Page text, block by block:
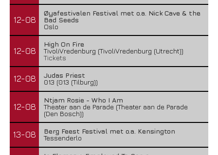
12-08
Øyafestivalen Festival met o.a. Nick Cave & the
Bad Seeds
Oslo
12-08
High On Fire
TivoliVredenburg (TivoliVredenburg (Utrecht))
Tickets
12-08
Judas Priest
013 (013 (Tilburg))
12-08
Ntjam Rosie - Who I Am
Theater aan de Parade (Theater aan de Parade
(Den Bosch))
13-08
Berg Feest Festival met o.a. Kensington
Tessenderlo